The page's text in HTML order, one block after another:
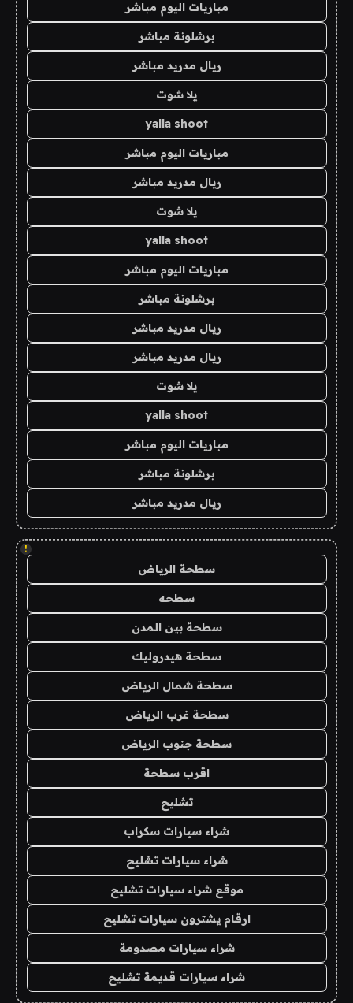
مباريات اليوم مباشر
برشلونة مباشر
ريال مدريد مباشر
يلا شوت
yalla shoot
مباريات اليوم مباشر
ريال مدريد مباشر
يلا شوت
yalla shoot
مباريات اليوم مباشر
برشلونة مباشر
ريال مدريد مباشر
ريال مدريد مباشر
يلا شوت
yalla shoot
مباريات اليوم مباشر
برشلونة مباشر
ريال مدريد مباشر
!
سطحة الرياض
سطحه
سطحة بين المدن
سطحة هيدروليك
سطحة شمال الرياض
سطحة غرب الرياض
سطحة جنوب الرياض
اقرب سطحة
تشليح
شراء سيارات سكراب
شراء سيارات تشليح
موقع شراء سيارات تشليح
ارقام يشترون سيارات تشليح
شراء سيارات مصدومة
شراء سيارات قديمة تشليح